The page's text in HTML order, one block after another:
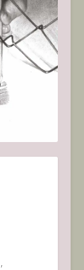
,